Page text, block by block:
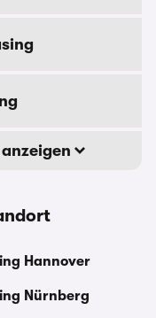
Hannover
Nürnberg